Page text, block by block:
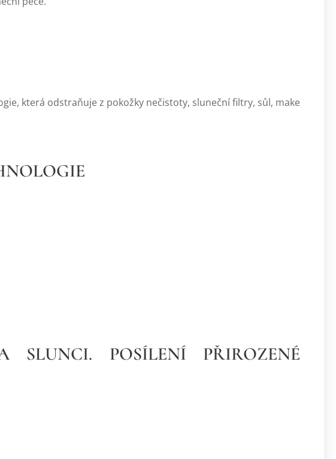
z pokožky nečistoty, sluneční filtry, sůl, make
POSÍLENÍ PŘIROZENÉ